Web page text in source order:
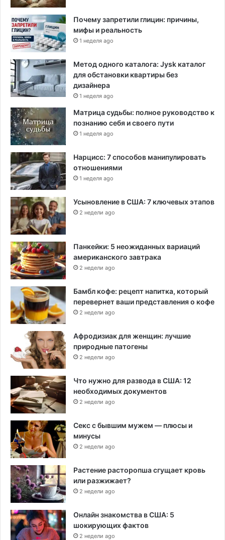
ы
м
и
у
ж
б
а
и
Почему запретили глицин: причины,
мифы и реальность
1 неделя ago
Метод одного каталога: Jysk каталог
для обстановки квартиры без
дизайнера
1 неделя ago
Матрица судьбы: полное руководство к
познанию себя и своего пути
1 неделя ago
Нарцисс: 7 способов манипулировать
отношениями
1 неделя ago
Усыновление в США: 7 ключевых этапов
2 недели ago
Панкейки: 5 неожиданных вариаций
американского завтрака
2 недели ago
Бамбл кофе: рецепт напитка, который
перевернет ваши представления о кофе
2 недели ago
Афродизиак для женщин: лучшие
природные патогены
2 недели ago
Что нужно для развода в США: 12
необходимых документов
2 недели ago
Секс с бывшим мужем — плюсы и
минусы
2 недели ago
Растение расторопша сгущает кровь
или разжижает?
2 недели ago
Онлайн знакомства в США: 5
шокирующих фактов
2 недели ago